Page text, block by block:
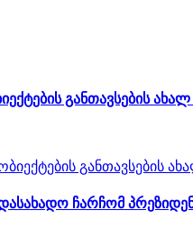
განთავსების ახალ
ჩარჩომ